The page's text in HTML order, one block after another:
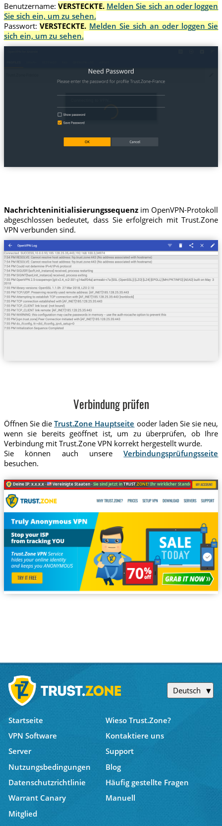
Benutzername: VERSTECKTE. Melden Sie sich an oder loggen
Sie sich ein, um zu sehen.
Passwort:VERSTECKTE. Melden Sie sich an oder loggen Sie
sich ein, um zu sehen.
Nachrichteninitialisierungssequenzim OpenVPN-Protokoll
abgeschlossen bedeutet, dass Sie erfolgreich mit Trust.Zone
VPN verbunden sind.
Verbindung prüfen
Öffnen Sie dieTrust.Zone Hauptseite ooder laden Sie sie neu,
wenn sie bereits geöffnet ist, um zu überprüfen, ob Ihre
Verbindung mit Trust.Zone VPN korrekt hergestellt wurde.
Sie können auch unsereVerbindungsprüfungsseite
besuchen.
Deine IP: x.x.x.x · Vereinigte Staaten ·Sie sind jetzt inTRUST.ZONE! Ihr wirklicher Standort ist
Deutsch
Startseite
Wieso Trust.Zone?
VPN Software
Kontaktiere uns
Server
Support
Nutzungsbedingungen
Blog
Datenschutzrichtlinie
Häufig gestellte Fragen
Warrant Canary
Manuell
Mitglied